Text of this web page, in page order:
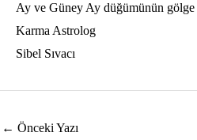
Ay ve Güney Ay düğümünün gölge
Karma Astrolog
Sibel Sıvacı
Yazı
← Önceki Yazı